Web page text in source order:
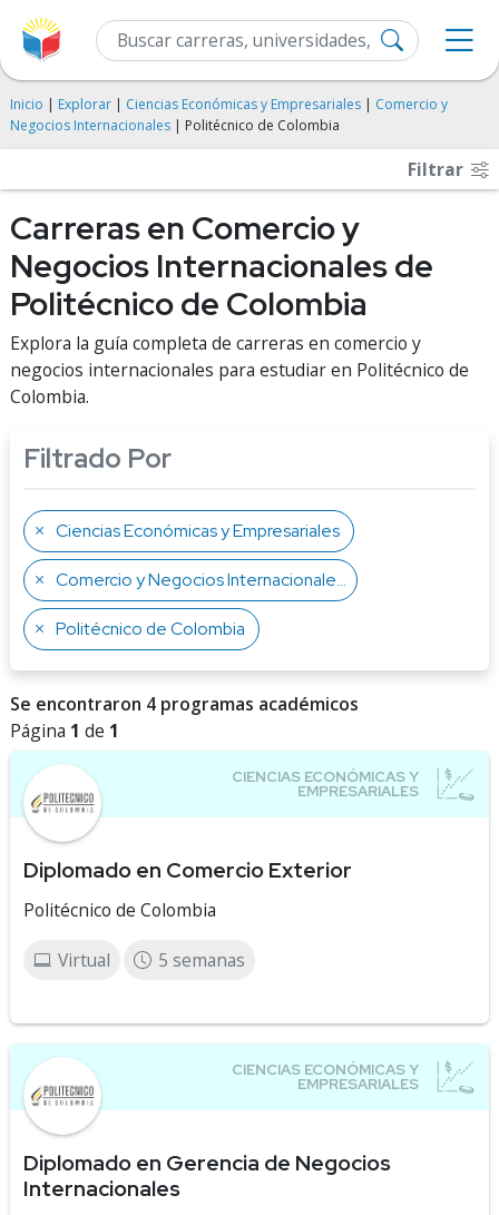
Inicio | Explorar | Ciencias Económicas y Empresariales | Comercio y
Negocios Internacionales | Politécnico de Colombia
Filtrar
Carreras en Comercio y
Negocios Internacionales de
Politécnico de Colombia
Explora la guía completa de carreras en comercio y
negocios internacionales para estudiar en Politécnico de
Colombia.
Filtrado Por
Ciencias Económicas y Empresariales
Comercio y Negocios Internacionales
Politécnico de Colombia
Se encontraron 4 programas académicos
Página 1 de 1
Diplomado en Comercio Exterior
Politécnico de Colombia
Virtual 5 semanas
Diplomado en Gerencia de Negocios
Internacionales